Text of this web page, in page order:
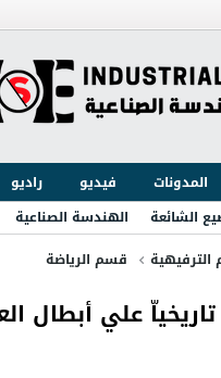
المدونات فيديو راديو
الشائعة الهندسة الصناعية
الترفيهية قسم الرياضة
علي أبطال